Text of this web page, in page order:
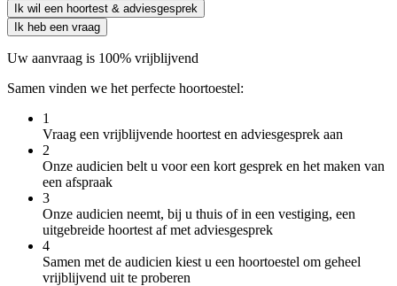
Ik wil een hoortest & adviesgesprek
Ik heb een vraag
Uw aanvraag is 100% vrijblijvend
Samen vinden we het perfecte hoortoestel:
1
Vraag een vrijblijvende hoortest en adviesgesprek aan
2
Onze audicien belt u voor een kort gesprek en het maken van
een afspraak
3
Onze audicien neemt, bij u thuis of in een vestiging, een
uitgebreide hoortest af met adviesgesprek
4
Samen met de audicien kiest u een hoortoestel om geheel
vrijblijvend uit te proberen